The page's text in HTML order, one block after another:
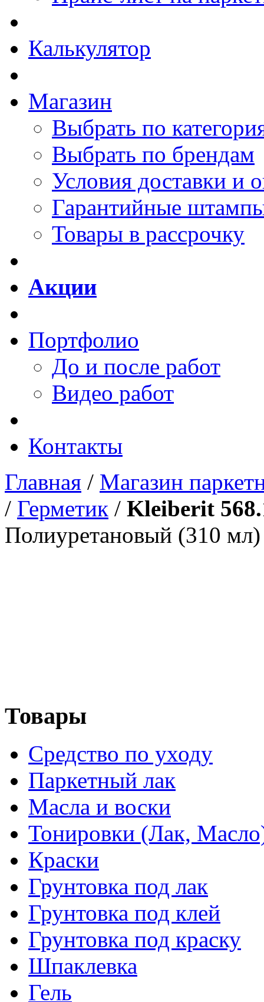
Калькулятор
Магазин
Выбрать по
Выбрать по брендам
Условия доставки и
Гарантийные
Товары в рассрочку
Акции
Портфолио
До и после работ
Видео работ
Контакты
Главная / Магазин
/ Герметик / Kleiberit
Полиуретановый (310 мл)
Товары
Средство по уходу
Паркетный лак
Масла и воски
Тонировки (Лак,
Краски
Грунтовка под лак
Грунтовка под клей
Грунтовка под краску
Шпаклевка
Гель